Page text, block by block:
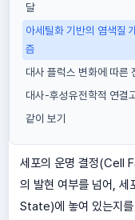
달
아세틸화 기반의 염색질
즘
대사 플럭스 변화에 따른
대사-후성유전학적 연결
같이 보기
세포의 운명 결정(Cell
의 발현 여부를 넘어,
State)에 놓여 있는지를